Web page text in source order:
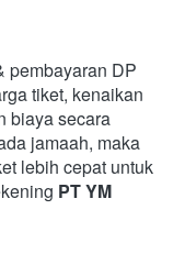
pembayaran DP
tiket, kenaikan
biaya secara
jamaah, maka
lebih cepat untuk
PT YM